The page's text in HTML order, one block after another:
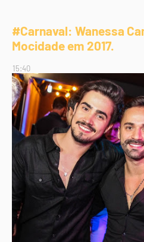
#Carnaval: Wanessa
Mocidade em 2017.
15:40